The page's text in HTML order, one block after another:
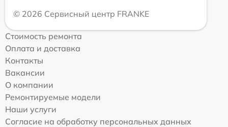
© 2026 Сервисный центр FRANKE
Стоимость ремонта
Оплата и доставка
Контакты
Вакансии
О компании
Ремонтируемые модели
Наши услуги
Согласие на обработку персональных данных